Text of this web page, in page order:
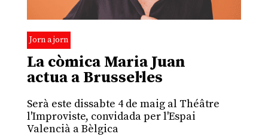
Jorn a jorn
La còmica Maria Juan
actua a Brussel·les
Serà este dissabte 4 de maig al Théâtre
l'Improviste, convidada per l'Espai
Valencià a Bèlgica